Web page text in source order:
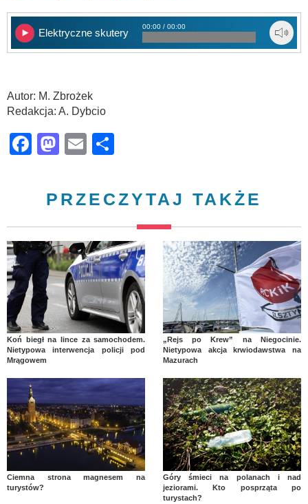
Elektryczne skutery
00:00 / 00:00
Autor: M. Zbrożek
Redakcja: A. Dybcio
Facebook
Mastodon
Email
PRZECZYTAJ TAKŻE
Koń biegł na lince za samochodem.
Nietypowa interwencja policji pod
Mrągowem
„Rejs po Krew” na Niegocinie.
Nietypowa akcja krwiodawstwa na
Mazurach
Ciemna strona magnesem na
turystów?
Góry śmieci na polanach i nad
jeziorami. Kto posprząta po
turystach?